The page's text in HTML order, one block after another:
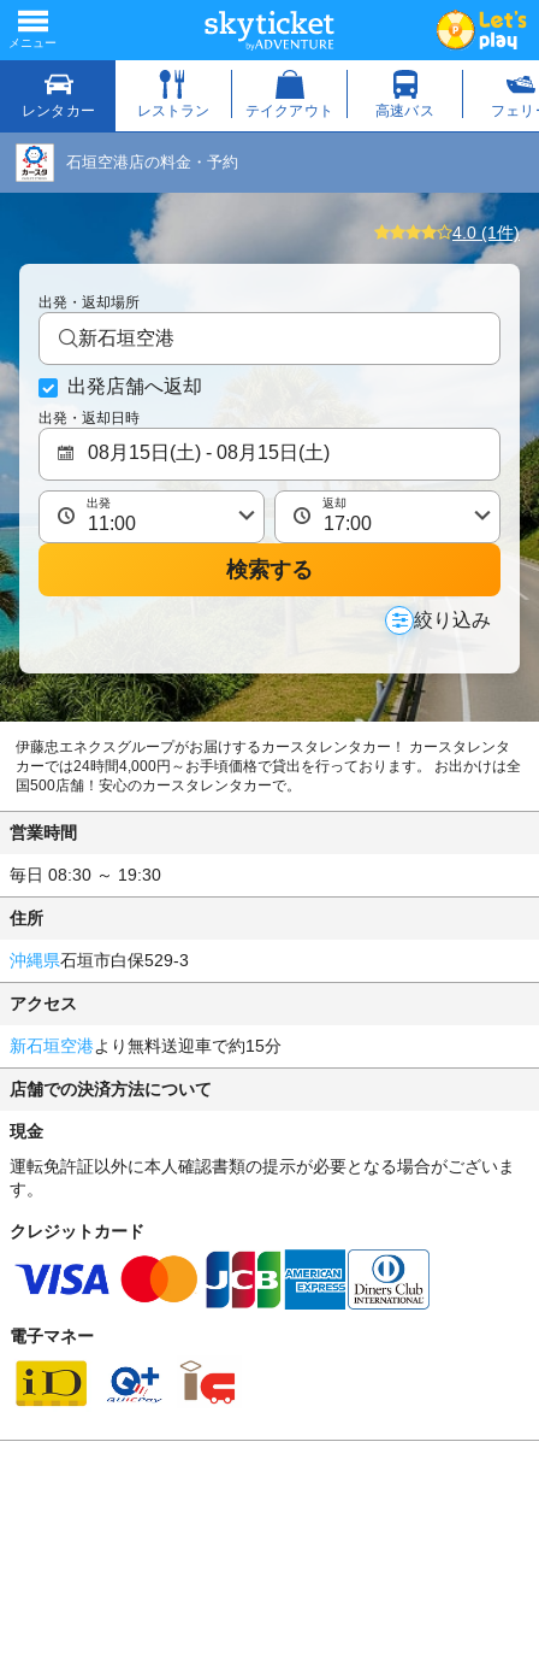
石垣空港店の料金・予約
4.0 (1件)
出発・返却場所
新石垣空港
出発店舗へ返却
出発・返却日時
出発 返却
検索する
絞り込み
伊藤忠エネクスグループがお届けするカースタレンタカー！ カースタレンタ
カーでは24時間4,000円～お手頃価格で貸出を行っております。 お出かけは全
国500店舗！安心のカースタレンタカーで。
営業時間
毎日 08:30 ～ 19:30
住所
沖縄県石垣市白保529-3
アクセス
新石垣空港より無料送迎車で約15分
店舗での決済方法について
現金
運転免許証以外に本人確認書類の提示が必要となる場合がございま
す。
クレジットカード
電子マネー